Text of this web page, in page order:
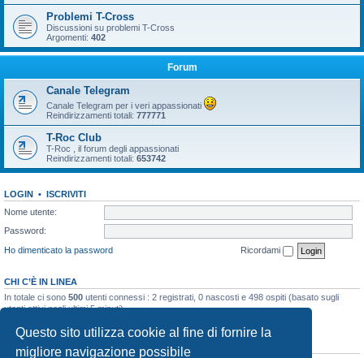
Questo sito utilizza cookie al fine di fornire la
migliore navigazione possibile
Problemi T-Cross
Discussioni su problemi T-Cross
Argomenti: 402
Forum
Canale Telegram
Canale Telegram per i veri appassionati
Reindirizzamenti totali: 777771
T-Roc Club
T-Roc , il forum degli appassionati
Reindirizzamenti totali: 653742
LOGIN • ISCRIVITI
Nome utente:
Password:
Ho dimenticato la password
Ricordami
CHI C’È IN LINEA
In totale ci sono 500 utenti connessi : 2 registrati, 0 nascosti e 498 ospiti (basato sugli
utenti attivi negli ultimi 5 minuti)
STATISTICHE